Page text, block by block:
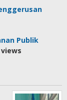
Publik
views